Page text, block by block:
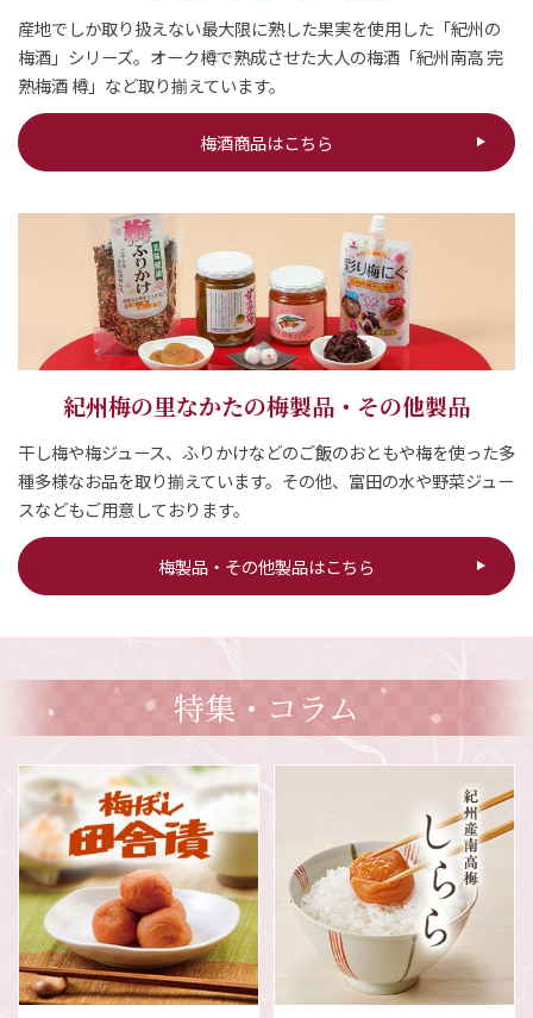
産地でしか取り扱えない最大限に熟した果実を使用した「紀州の
梅酒」シリーズ。オーク樽で熟成させた大人の梅酒「紀州南高 完
熟梅酒 樽」など取り揃えています。
梅酒商品はこちら
紀州梅の里なかたの梅製品・その他製品
干し梅や梅ジュース、ふりかけなどのご飯のおともや梅を使った多
種多様なお品を取り揃えています。その他、富田の水や野菜ジュー
スなどもご用意しております。
梅製品・その他製品はこちら
特集・コラム